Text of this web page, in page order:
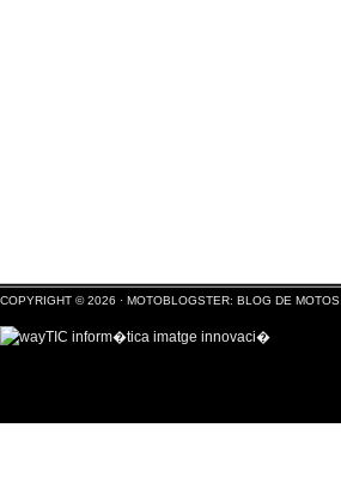
COPYRIGHT © 2026 · MOTOBLOGSTER: BLOG DE MOTOS